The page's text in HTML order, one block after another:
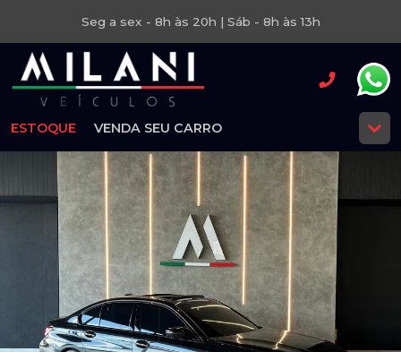
Seg a sex - 8h às 20h | Sáb - 8h às 13h
ESTOQUE VENDA SEU CARRO